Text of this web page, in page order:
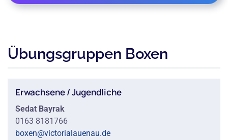
Übungsgruppen Boxen
Erwachsene / Jugendliche
Sedat Bayrak
0163 8181766
boxen@victorialauenau.de